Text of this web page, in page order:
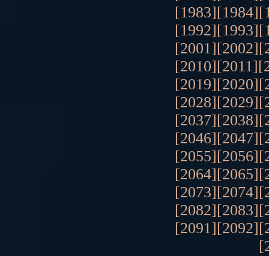
[1983][1984]
[1992][1993]
[2001][2002]
[2010][2011]
[2019][2020]
[2028][2029]
[2037][2038]
[2046][2047]
[2055][2056]
[2064][2065]
[2073][2074]
[2082][2083]
[2091][2092]